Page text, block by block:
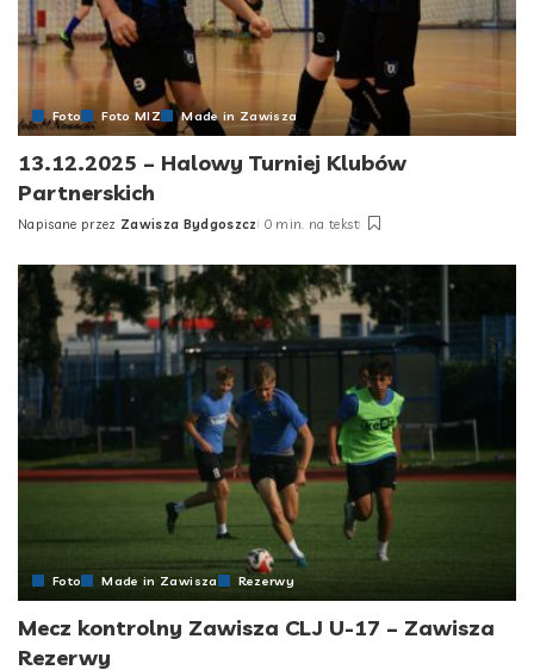
Foto Foto MIZ Made in Zawisza
13.12.2025 – Halowy Turniej Klubów
Partnerskich
Posted
Napisane przez Zawisza Bydgoszcz 0 min. na tekst
Foto Made in Zawisza Rezerwy
Mecz kontrolny Zawisza CLJ U-17 – Zawisza
Rezerwy